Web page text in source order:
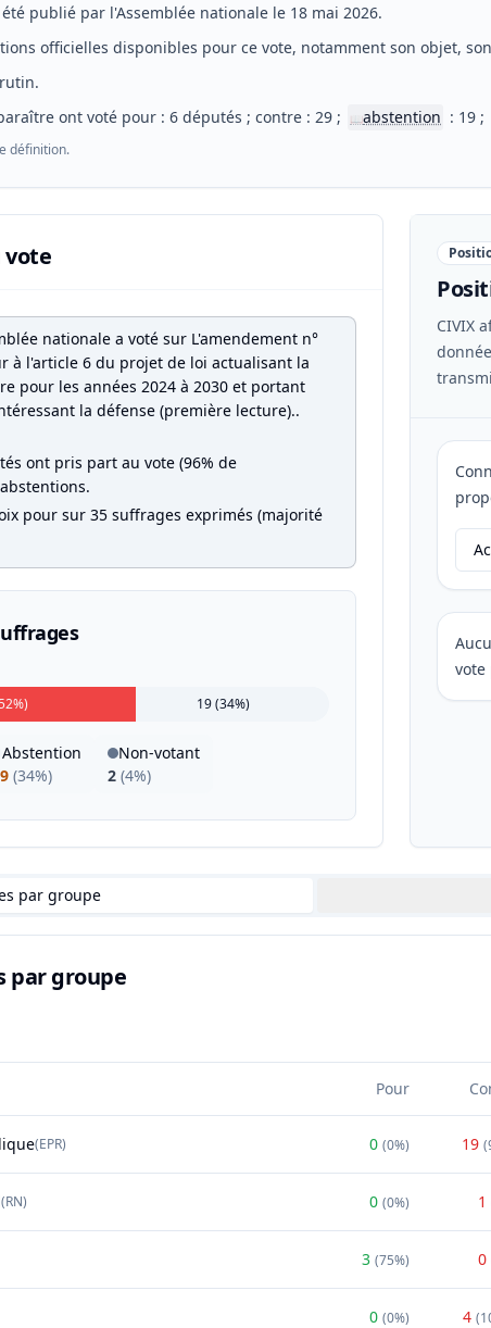
été publié par l'Assemblée nationale le 18 mai 2026.
officielles disponibles pour ce vote, notamment son objet,
ont voté pour : 6 députés ; contre : 29 ;
📖abstention : 19 ;
définition.
vote
nationale a voté sur L'amendement n°
à l'article 6 du projet de loi actualisant la
pour les années 2024 à 2030 et portant
la défense (première lecture)..
ont pris part au vote (96% de
pour sur 35 suffrages exprimés (majorité
19 (34%)
Abstention
(34%)
Non-votant
2 (4%)
CIVIX
vote
par groupe
par groupe
Pour
(EPR) 0 (0%) 19 (
(RN) 0 (0%) 1
3 (75%) 0
0 (0%) 4 (